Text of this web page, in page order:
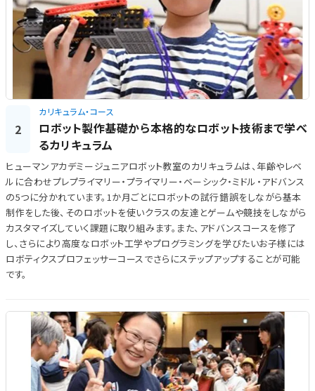
2
カリキュラム・コース
ロボット製作基礎から本格的なロボット技術まで学べ
るカリキュラム
ヒューマンアカデミージュニアロボット教室のカリキュラムは、年齢やレベ
ルに合わせプレプライマリー・プライマリー・ベーシック・ミドル・アドバンス
の5つに分かれています。1か月ごとにロボットの試行錯誤をしながら基本
制作をした後、そのロボットを使いクラスの友達とゲームや競技をしながら
カスタマイズしていく課題に取り組みます。また、アドバンスコースを修了
し、さらにより高度なロボット工学やプログラミングを学びたいお子様には
ロボティクスプロフェッサーコースでさらにステップアップすることが可能
です。